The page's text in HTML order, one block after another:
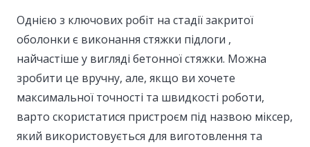
Однією з ключових робіт на стадії закритої
оболонки є виконання стяжки підлоги ,
найчастіше у вигляді бетонної стяжки. Можна
зробити це вручну, але, якщо ви хочете
максимальної точності та швидкості роботи,
варто скористатися пристроєм під назвою міксер,
який використовується для виготовлення та